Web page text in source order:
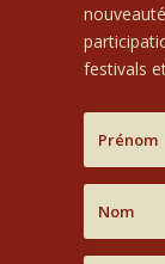
festivals